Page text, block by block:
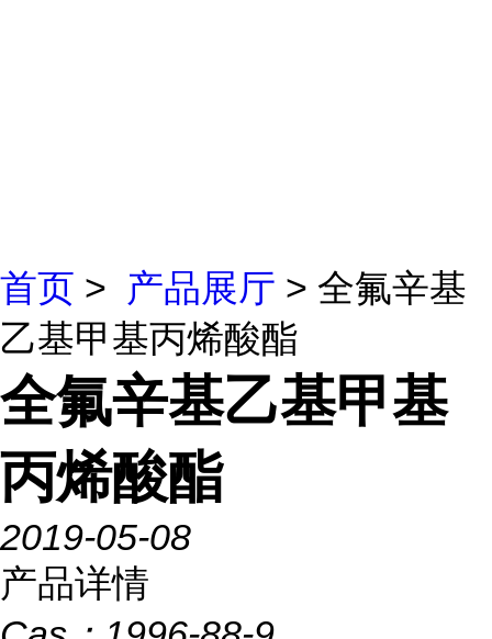
首页 > 产品展厅 > 全氟辛基
乙基甲基丙烯酸酯
全氟辛基乙基甲基
丙烯酸酯
2019-05-08
产品详情